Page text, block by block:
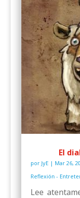
El
por JyE| Mar 26,
Reflexión -
Lee